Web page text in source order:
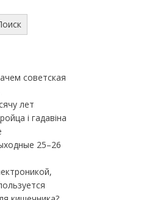
советская
лет
і гадавіна
25–26